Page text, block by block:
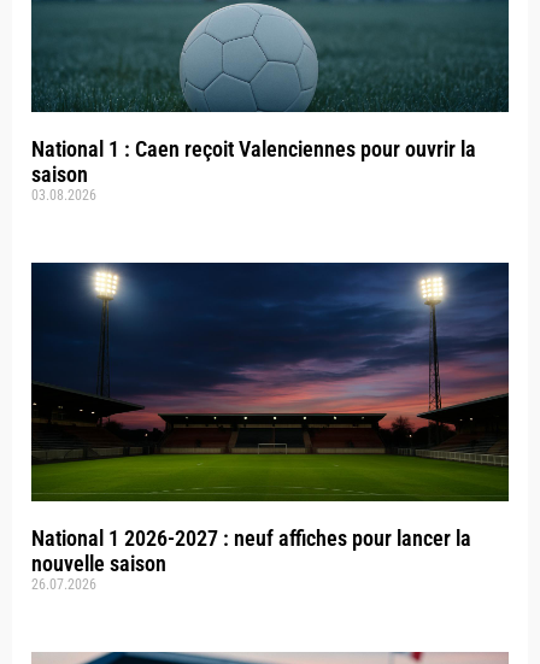
National 1 : Caen reçoit Valenciennes pour ouvrir la
saison
03.08.2026
National 1 2026-2027 : neuf affiches pour lancer la
nouvelle saison
26.07.2026